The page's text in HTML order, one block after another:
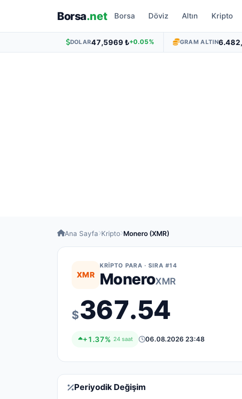
Borsa.net Borsa Döviz Altın Kripto
DOLAR47,5969 ₺+0.05% GRAM ALTIN
Ana Sayfa Kripto Monero (XMR)
XMR
KRIPTO PARA · SIRA #14
MoneroXMR
$367.54
+1.37% 24 saat 06.08.2026 23:48
Periyodik Değişim